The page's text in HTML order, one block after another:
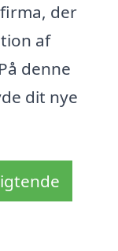
der
af
denne
dit nye